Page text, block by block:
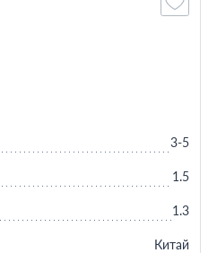
3-5
1.5
1.3
Китай